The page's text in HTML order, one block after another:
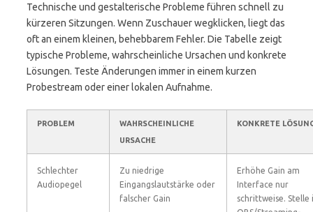
Technische und gestalterische Probleme führen schnell zu
kürzeren Sitzungen. Wenn Zuschauer wegklicken, liegt das
oft an einem kleinen, behebbarem Fehler. Die Tabelle zeigt
typische Probleme, wahrscheinliche Ursachen und konkrete
Lösungen. Teste Änderungen immer in einem kurzen
Probestream oder einer lokalen Aufnahme.
PROBLEM
WAHRSCHEINLICHE
URSACHE
KONKRETE
Schlechter
Audiopegel
Zu niedrige
Eingangslautstärke oder
falscher Gain
Erhöhe Gain am
Interface nur
schrittweise. Stelle